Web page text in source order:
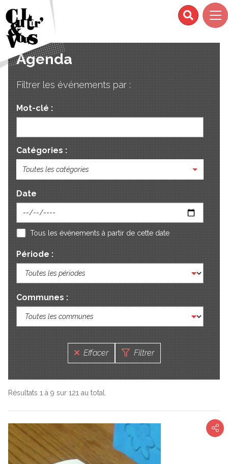
Agenda
Filtrer les événements par :
Mot-clé :
Catégories :
Toutes les catégories
Date
Tous les événements à partir de cette date
Période :
Communes :
Effacer Filtrer
Résultats 1 à 9 sur 121 au total.